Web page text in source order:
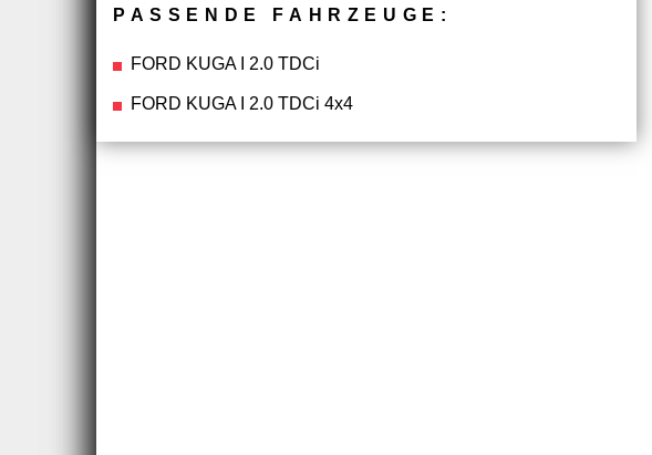
PASSENDE FAHRZEUGE:
FORD KUGA I 2.0 TDCi
FORD KUGA I 2.0 TDCi 4x4